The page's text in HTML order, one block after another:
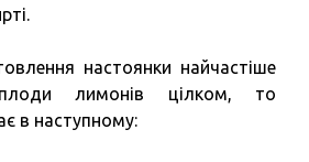
настоянки найчастіше
плоди лимонів цілком, то
в наступному: